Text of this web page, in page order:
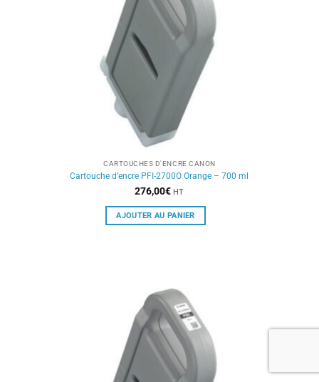
CARTOUCHES D'ENCRE CANON
Cartouche d’encre PFI-2700O Orange – 700 ml
276,00€ HT
AJOUTER AU PANIER